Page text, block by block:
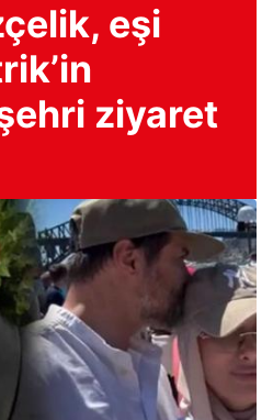
eşi
ziyaret